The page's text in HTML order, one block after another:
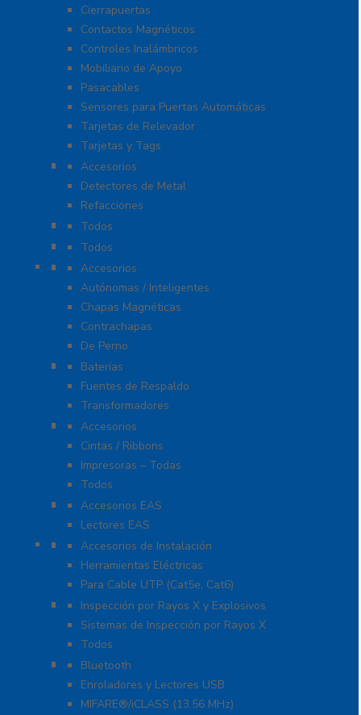
Cierrapuertas
Contactos Magnéticos
Controles Inalámbricos
Mobiliario de Apoyo
Pasacables
Sensores para Puertas Automáticas
Tarjetas de Relevador
Tarjetas y Tags
Detectores De Metal
Accesorios
Detectores de Metal
Refacciones
Control De Rondas Para Vigilantes
Todos
Equipo Blindado
Todos
Cerraduras
Accesorios
Autónomas / Inteligentes
Chapas Magnéticas
Contrachapas
De Perno
Fuentes de Alimentación
Baterías
Fuentes de Respaldo
Transformadores
Identificación y Credencialización
Accesorios
Cintas / Ribbons
Impresoras – Todas
Todos
Protección Contra Descargas
Accesorios EAS
Lectores EAS
Herramientas
Accesorios de Instalación
Herramientas Eléctricas
Para Cable UTP (Cat5e, Cat6)
Inspección por Rayos X y Explosivos
Inspección por Rayos X y Explosivos
Sistemas de Inspección por Rayos X
Todos
Lectoras y Tarjetas
Bluetooth
Enroladores y Lectores USB
MIFARE®/iCLASS (13.56 MHz)